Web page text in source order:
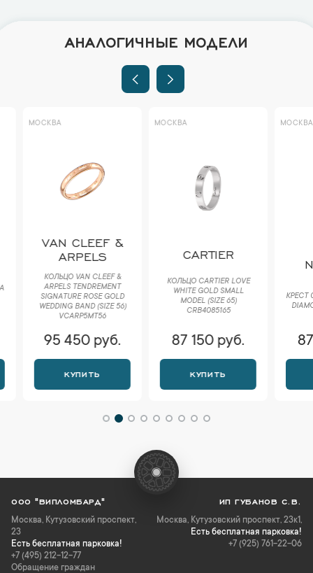
АНАЛОГИЧНЫЕ МОДЕЛИ
МОСКВА
VAN CLEEF &
ARPELS
КОЛЬЦО VAN CLEEF &
ARPELS TENDREMENT
SIGNATURE ROSE GOLD
WEDDING BAND (SIZE 56)
VCARP5MT56
95 450 руб.
КУПИТЬ
МОСКВА
CARTIER
КОЛЬЦО CARTIER LOVE
WHITE GOLD SMALL
MODEL (SIZE 65)
CRB4085165
87 150 руб.
КУПИТЬ
МОСКВА
КРЕСТ
87
ООО "ВИПЛОМБАРД"
Москва, Кутузовский проспект,
23
Есть бесплатная парковка!
+7 (495) 212-12-77
Обращение граждан
ИП ГУБАНОВ С.В.
Москва, Кутузовский проспект, 23к1,
Есть бесплатная парковка!
+7 (925) 761-22-06